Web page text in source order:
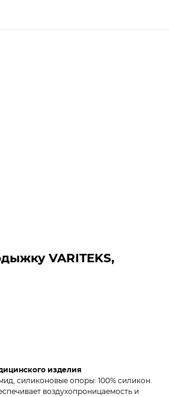
VARITEKS,
изделия
силиконовые опоры: 100% силикон.
воздухопроницаемость и